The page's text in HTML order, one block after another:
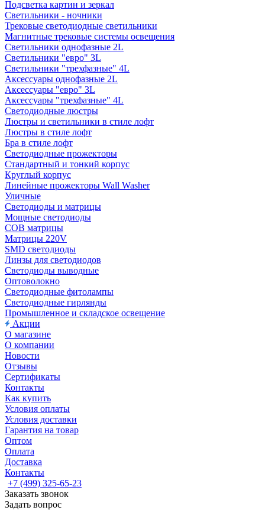
Подсветка картин и зеркал
Светильники - ночники
Трековые светодиодные светильники
Магнитные трековые системы освещения
Светильники однофазные 2L
Светильники "евро" 3L
Светильники "трехфазные" 4L
Аксессуары однофазные 2L
Аксессуары "евро" 3L
Аксессуары "трехфазные" 4L
Светодиодные люстры
Люстры и светильники в стиле лофт
Люстры в стиле лофт
Бра в стиле лофт
Светодиодные прожекторы
Стандартный и тонкий корпус
Круглый корпус
Линейные прожекторы Wall Washer
Уличные
Светодиоды и матрицы
Мощные светодиоды
COB матрицы
Матрицы 220V
SMD светодиоды
Линзы для светодиодов
Светодиоды выводные
Оптоволокно
Светодиодные фитолампы
Светодиодные гирлянды
Промышленное и складское освещение
Акции
О магазине
О компании
Новости
Отзывы
Сертификаты
Контакты
Как купить
Условия оплаты
Условия доставки
Гарантия на товар
Оптом
Оплата
Доставка
Контакты
+7 (499) 325-65-23
Заказать звонок
Задать вопрос